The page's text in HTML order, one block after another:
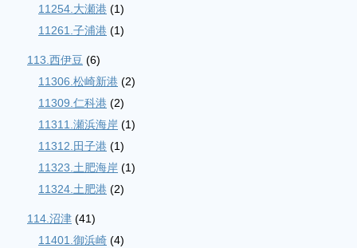
11254.大瀬港 (1)
11261.子浦港 (1)
113.西伊豆 (6)
11306.松崎新港 (2)
11309.仁科港 (2)
11311.瀬浜海岸 (1)
11312.田子港 (1)
11323.土肥海岸 (1)
11324.土肥港 (2)
114.沼津 (41)
11401.御浜崎 (4)